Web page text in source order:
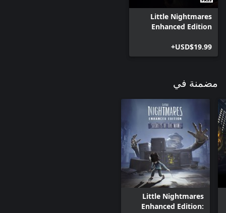
Little Nightmares
Enhanced Edition
USD$19.99+
مضمنة في
Little Nightmares
Enhanced Edition: